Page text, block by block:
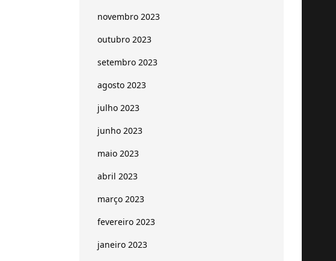
novembro 2023
outubro 2023
setembro 2023
agosto 2023
julho 2023
junho 2023
maio 2023
abril 2023
março 2023
fevereiro 2023
janeiro 2023